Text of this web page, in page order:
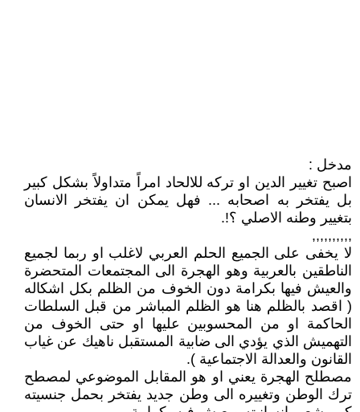
مدخل :
اصبح تغيير الدين او تركه للالحاد امراً متداولاً بشكل كبير
بل يفتخر به اصحابه ... فهل يمكن ان يفتخر الانسان
بتغيير وطنه الاصلي ؟!.
,,,,,,,,,,
لا يخفى على الجميع الحلم العربي لاغلب او ربما لجميع
الناطقين بالعربية وهو الهجرة الى المجتمعات المتحضرة
والعيش فيها بكرامة دون الخوف من الظلم بكل اشكاله
( اقصد بالظلم هنا هو الظلم المباشر من قبل السلطات
الحاكمة او من المحسوبين عليها او حتى الخوف من
التهميش الذي يؤدي الى ضابية المستقبل ناهيك عن غياب
القانون والعدالة الاجتماعية ).
مصطلح الهجرة يعني او هو المقابل الموضوعي لمصطح
ترك الوطن وتغييره الى وطن جديد يفتخر بحمل جنسيته